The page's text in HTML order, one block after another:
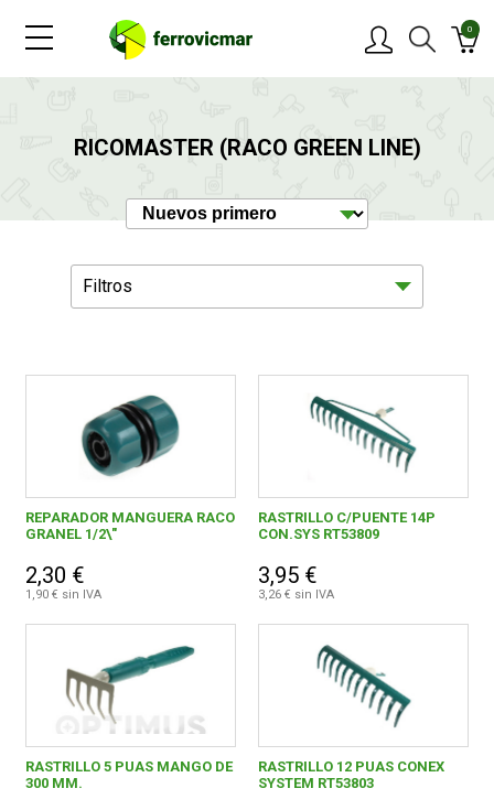
0
RICOMASTER (RACO GREEN LINE)
Filtros
Jardín
0,00 € - 9,99 € 10
10,00 € y superior 1
REPARADOR MANGUERA RACO
GRANEL 1/2\"
2,30 €
1,90 € sin IVA
RASTRILLO C/PUENTE 14P
CON.SYS RT53809
3,95 €
3,26 € sin IVA
RASTRILLO 5 PUAS MANGO DE
300 MM.
RASTRILLO 12 PUAS CONEX
SYSTEM RT53803
MARCAS
OFERTAS
NOVEDADES
BLOG
CONTACTAR
DESPIECE
GUÍAS